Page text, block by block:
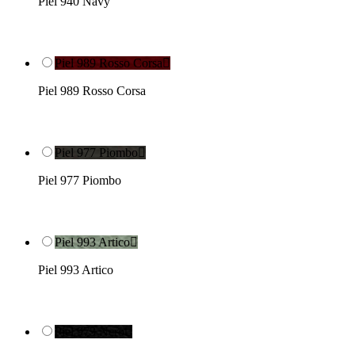
Piel 989 Rosso Corsa
Piel 989 Rosso Corsa
Piel 977 Piombo
Piel 977 Piombo
Piel 993 Artico
Piel 993 Artico
Piel 973 Nero